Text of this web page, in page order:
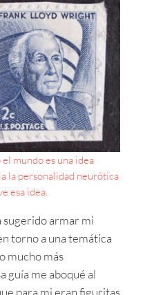
mundo es una idea
la personalidad neurótica
esa idea.
sugerido armar mi
torno a una temática
mucho más
guía me aboqué al
para mi eran figuritas